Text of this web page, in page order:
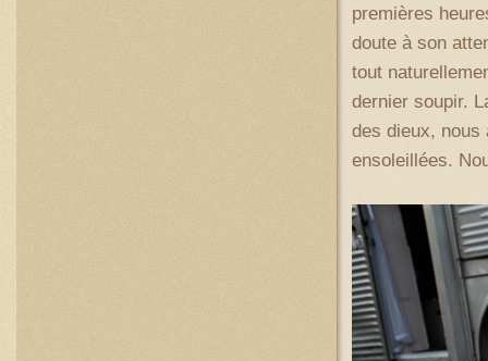
premières
doute à son
tout
dernier soupir.
des dieux, nous
ensoleillées.